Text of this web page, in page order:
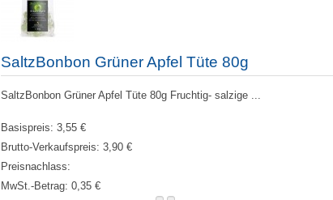
SaltzBonbon Grüner Apfel Tüte 80g
SaltzBonbon Grüner Apfel Tüte 80g Fruchtig- salzige ...
Basispreis: 3,55 €
Brutto-Verkaufspreis: 3,90 €
Preisnachlass:
MwSt.-Betrag: 0,35 €